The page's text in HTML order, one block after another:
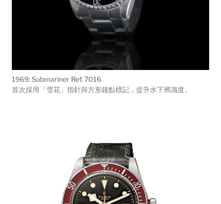
1969: Submariner Ref. 7016
首次採用「雪花」指針與方形鐘點標記，提升水下辨識度。